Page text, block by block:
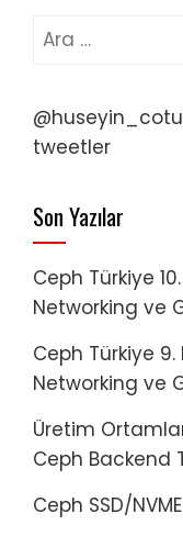
Arama:
tweetler
Son Yazılar
Ceph Türkiye
Networking ve
Ceph Türkiye
Networking ve
Üretim
Ceph Backend
Ceph SSD/